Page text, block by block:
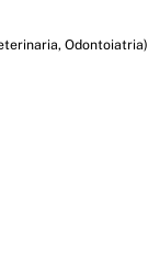
Odontoiatria)